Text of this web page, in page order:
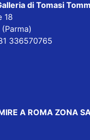
di Tomasi
18
336570765
A ROMA ZONA